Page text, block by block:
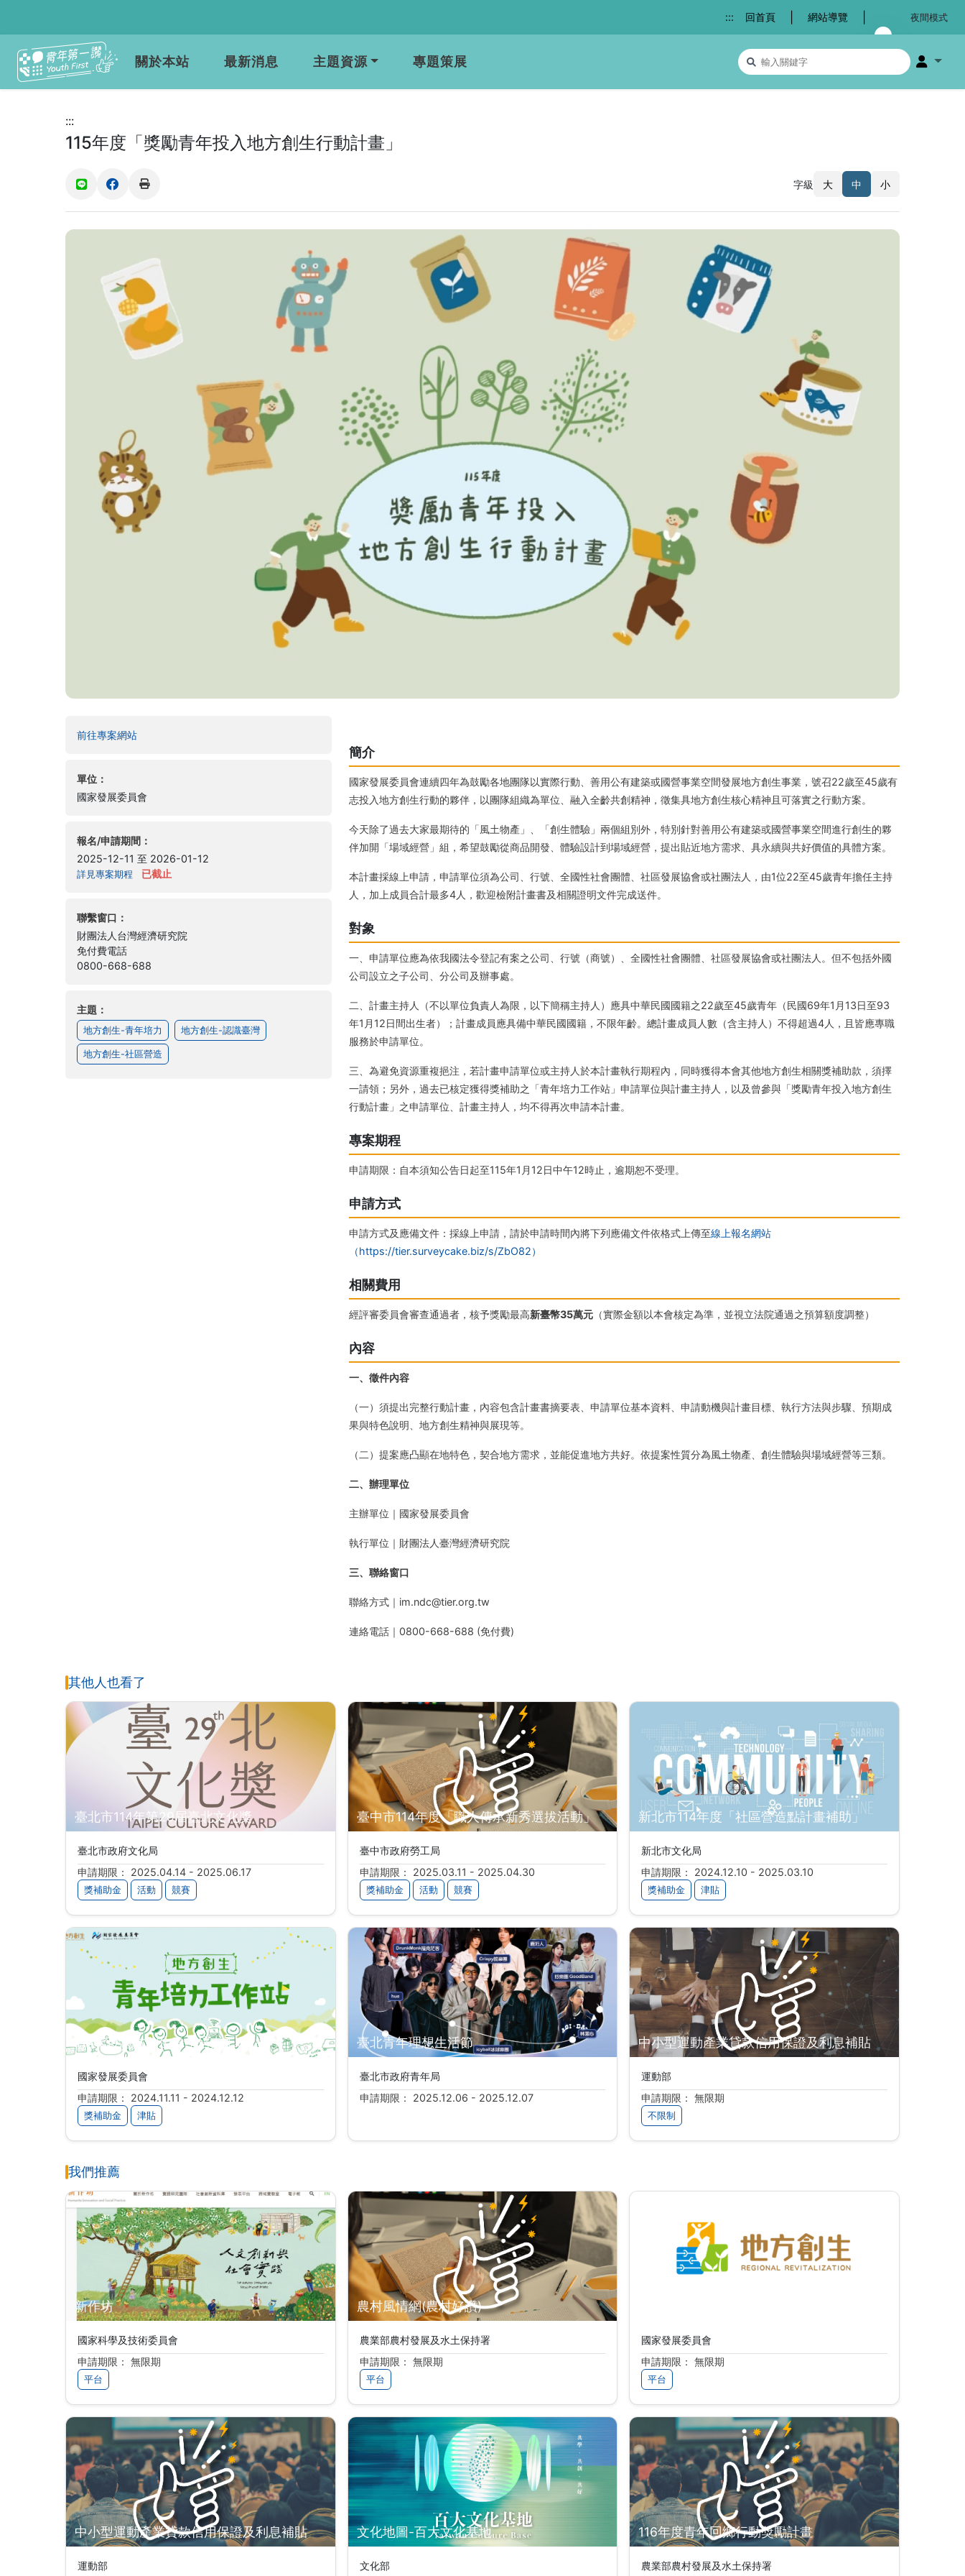
::: 回首頁 網站導覽 夜間模式
關於本站 最新消息 主題資源 專題策展 搜尋關鍵字 會員選
:::
115年度「獎勵青年投入地方創生行動計畫」
(另開新視窗)(另開新視窗)
字級 大 中 小
前往專案網站(另開新視窗)
單位：
國家發展委員會
報名/申請期間：
2025-12-11 至 2026-01-12
詳見專案期程 已截止
聯繫窗口：
財團法人台灣經濟研究院
免付費電話
0800-668-688
主題：
地方創生-青年培力 地方創生-認識臺灣
地方創生-社區營造
簡介
國家發展委員會連續四年為鼓勵各地團隊以實際行動、善用公有建築或國營事業空間發展地方創生事業，號召22歲至45歲有
志投入地方創生行動的夥伴，以團隊組織為單位、融入全齡共創精神，徵集具地方創生核心精神且可落實之行動方案。
今天除了過去大家最期待的「風土物產」、「創生體驗」兩個組別外，特別針對善用公有建築或國營事業空間進行創生的夥
伴加開「場域經營」組，希望鼓勵從商品開發、體驗設計到場域經營，提出貼近地方需求、具永續與共好價值的具體方案。
本計畫採線上申請，申請單位須為公司、行號、全國性社會團體、社區發展協會或社團法人，由1位22至45歲青年擔任主持
人，加上成員合計最多4人，歡迎檢附計畫書及相關證明文件完成送件。
對象
一、申請單位應為依我國法令登記有案之公司、行號（商號）、全國性社會團體、社區發展協會或社團法人。但不包括外國
公司設立之子公司、分公司及辦事處。
二、計畫主持人（不以單位負責人為限，以下簡稱主持人）應具中華民國國籍之22歲至45歲青年（民國69年1月13日至93
年1月12日間出生者）；計畫成員應具備中華民國國籍，不限年齡。總計畫成員人數（含主持人）不得超過4人，且皆應專職
服務於申請單位。
三、為避免資源重複挹注，若計畫申請單位或主持人於本計畫執行期程內，同時獲得本會其他地方創生相關獎補助款，須擇
一請領；另外，過去已核定獲得獎補助之「青年培力工作站」申請單位與計畫主持人，以及曾參與「獎勵青年投入地方創生
行動計畫」之申請單位、計畫主持人，均不得再次申請本計畫。
專案期程
申請期限：自本須知公告日起至115年1月12日中午12時止，逾期恕不受理。
申請方式
申請方式及應備文件：採線上申請，請於申請時間內將下列應備文件依格式上傳至線上報名網站
（https://tier.surveycake.biz/s/ZbO82）
相關費用
經評審委員會審查通過者，核予獎勵最高新臺幣35萬元 （實際金額以本會核定為準，並視立法院通過之預算額度調整）
內容
一、徵件內容
（一）須提出完整行動計畫，內容包含計畫書摘要表、申請單位基本資料、申請動機與計畫目標、執行方法與步驟、預期成
果與特色說明、地方創生精神與展現等。
（二）提案應凸顯在地特色，契合地方需求，並能促進地方共好。依提案性質分為風土物產、創生體驗與場域經營等三類。
二、辦理單位
主辦單位｜國家發展委員會
執行單位｜財團法人臺灣經濟研究院
三、聯絡窗口
聯絡方式｜im.ndc@tier.org.tw
連絡電話｜0800-668-688 (免付費)
其他人也看了
臺北市114年第29屆臺北文化獎
臺北市政府文化局
申請期限： 2025.04.14 - 2025.06.17
獎補助金 活動 競賽
臺中市114年度「職人傳承新秀選拔活動」
臺中市政府勞工局
申請期限： 2025.03.11 - 2025.04.30
獎補助金 活動 競賽
新北市114年度「社區營造點計畫補助」
新北市文化局
申請期限： 2024.12.10 - 2025.03.10
獎補助金 津貼
114年度地方創生青年培力工作站
國家發展委員會
申請期限： 2024.11.11 - 2024.12.12
獎補助金 津貼
臺北青年理想生活節
臺北市政府青年局
申請期限： 2025.12.06 - 2025.12.07
中小型運動產業貸款信用保證及利息補貼
運動部
申請期限： 無限期
不限制
我們推薦
新作坊
國家科學及技術委員會
申請期限： 無限期
平台
農村風情網(農村好讚)
農業部農村發展及水土保持署
申請期限： 無限期
平台
國家發展委員會
申請期限： 無限期
平台
中小型運動產業貸款信用保證及利息補貼
運動部
文化地圖-百大文化基地
文化部
116年度青年回鄉行動獎勵計畫
農業部農村發展及水土保持署